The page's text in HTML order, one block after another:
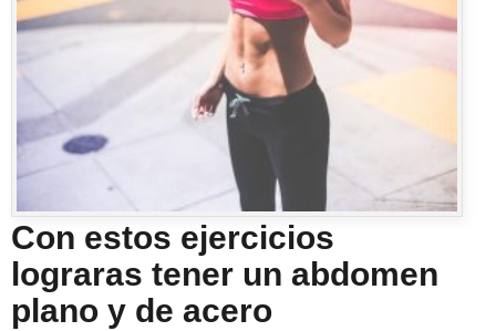
Con estos ejercicios
lograras tener un abdomen
plano y de acero